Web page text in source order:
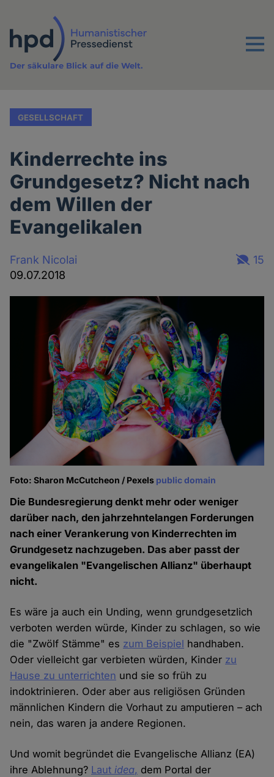
Inhalt
Menu
Der säkulare Blick auf die Welt.
GESELLSCHAFT
Kinderrechte ins
Grundgesetz? Nicht nach
dem Willen der
Evangelikalen
Frank Nicolai
09.07.2018
15
Foto: Sharon McCutcheon / Pexels public domain
Die Bundesregierung denkt mehr oder weniger
darüber nach, den jahrzehntelangen Forderungen
nach einer Verankerung von Kinderrechten im
Grundgesetz nachzugeben. Das aber passt der
evangelikalen "Evangelischen Allianz" überhaupt
nicht.
Es wäre ja auch ein Unding, wenn grundgesetzlich
verboten werden würde, Kinder zu schlagen, so wie
die "Zwölf Stämme" es zum Beispiel handhaben.
Oder vielleicht gar verbieten würden, Kinder zu
Hause zu unterrichten und sie so früh zu
indoktrinieren. Oder aber aus religiösen Gründen
männlichen Kindern die Vorhaut zu amputieren – ach
nein, das waren ja andere Regionen.
Und womit begründet die Evangelische Allianz (EA)
ihre Ablehnung? Lautidea, dem Portal der